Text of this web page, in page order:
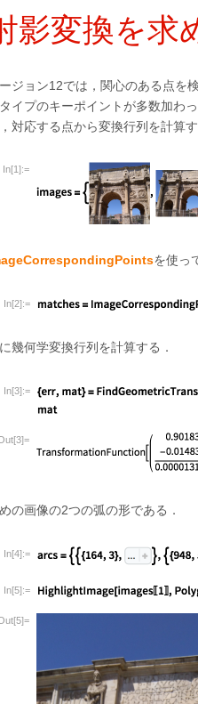
影変換を求
ジョン12では，関心のある点を
イプのキーポイントが多数加わ
対応する点から変換行列を計算
In[1]:=
を使っ
In[2]:=
幾何学変換行列を計算する．
In[3]:=
の画像の2つの弧の形である．
In[4]:=
In[5]:=